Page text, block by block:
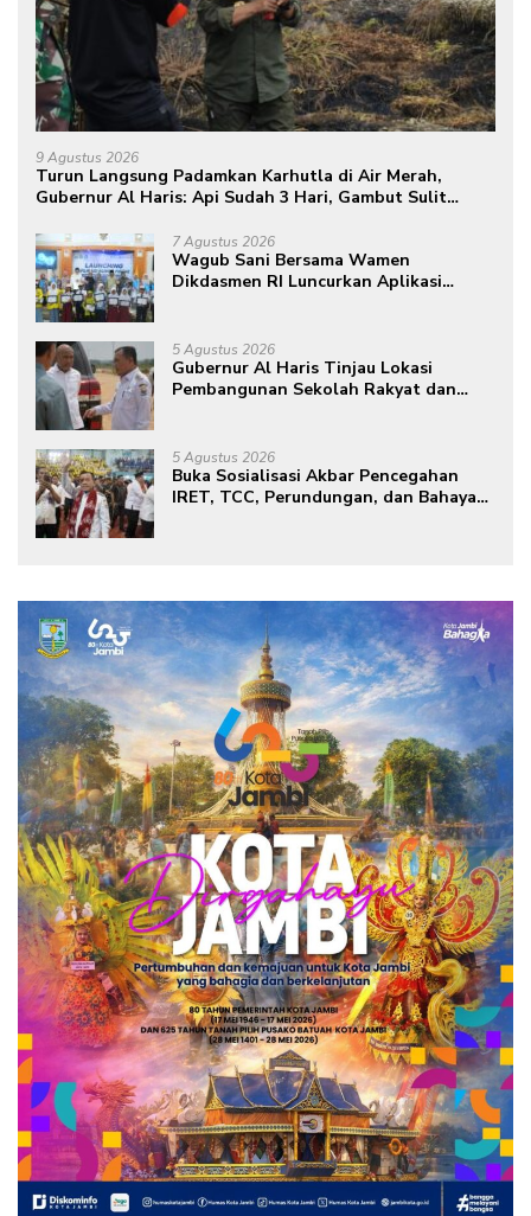
9 Agustus 2026
Turun Langsung Padamkan Karhutla di Air Merah,
Gubernur Al Haris: Api Sudah 3 Hari, Gambut Sulit
7 Agustus 2026
Wagub Sani Bersama Wamen
Dikdasmen RI Luncurkan Aplikasi
5 Agustus 2026
Gubernur Al Haris Tinjau Lokasi
Pembangunan Sekolah Rakyat dan
5 Agustus 2026
Buka Sosialisasi Akbar Pencegahan
IRET, TCC, Perundungan, dan Bahaya